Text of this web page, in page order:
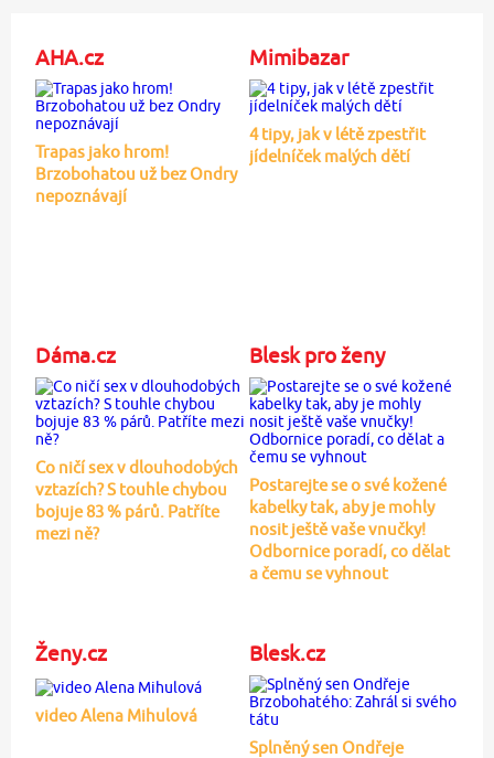
AHA.cz
Trapas jako hrom!
Brzobohatou už bez Ondry
nepoznávají
Mimibazar
4 tipy, jak v létě zpestřit
jídelníček malých dětí
Dáma.cz
Co ničí sex v dlouhodobých
vztazích? S touhle chybou
bojuje 83 % párů. Patříte
mezi ně?
Blesk pro ženy
Postarejte se o své kožené
kabelky tak, aby je mohly
nosit ještě vaše vnučky!
Odbornice poradí, co dělat
a čemu se vyhnout
Ženy.cz
video Alena Mihulová
Blesk.cz
Splněný sen Ondřeje